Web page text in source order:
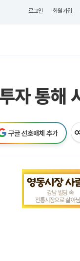
로그인 회원가입
자 통해
구글 선호매체 추가